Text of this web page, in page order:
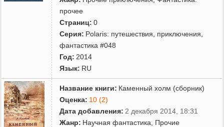
прочее
Страниц: 0
Серия: Polaris: путешествия, приключения,
фантастика #048
Год: 2014
Язык: RU
Название книги: Каменный холм (сборник)
Оценка: 10 (2)
Дата добавления: 2 декабря 2014, 18:31
Жанр: Научная фантастика
Прочие